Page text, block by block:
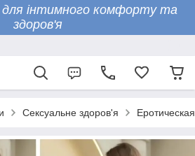
для інтимного комфорту та
здоров'я
Сексуальне здоров'я